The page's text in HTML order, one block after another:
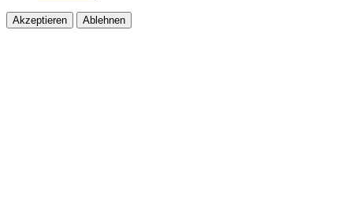
Akzeptieren Ablehnen